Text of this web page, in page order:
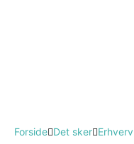
Forside Det sker Erhverv